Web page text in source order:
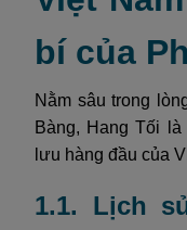
bí của
Nằm sâu trong
Bàng, Hang Tối
lưu hàng đầu của
1.1. Lịch